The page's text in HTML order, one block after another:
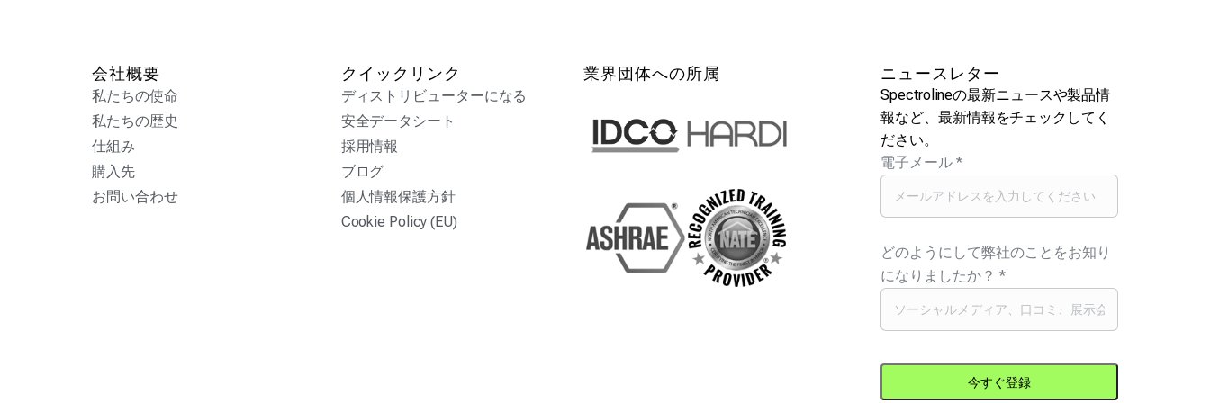
会社概要
私たちの使命
私たちの歴史
仕組み
購入先
お問い合わせ
クイックリンク
ディストリビューターになる
安全データシート
採用情報
ブログ
個人情報保護方針
Cookie Policy (EU)
業界団体への所属 ニュースレター
Spectrolineの最新ニュースや製品情
報など、最新情報をチェックしてく
ださい。
電子メール*
どのようにして弊社のことをお知り
になりましたか？*